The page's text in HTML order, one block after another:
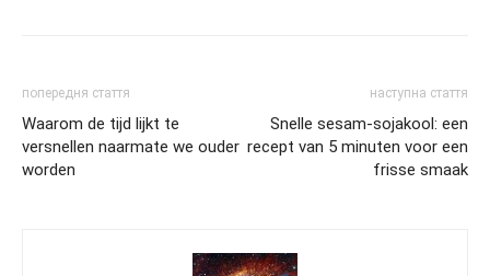
попередня стаття
Waarom de tijd lijkt te
versnellen naarmate we ouder
worden
наступна стаття
Snelle sesam-sojakool: een
recept van 5 minuten voor een
frisse smaak